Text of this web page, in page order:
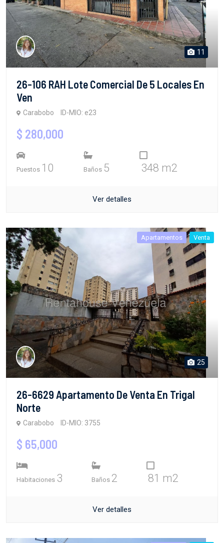
11
26-106 RAH Lote Comercial De 5 Locales En
Ven
Carabobo ID-MIO: e23
$ 280,000
Puestos 10 Baños 5 348 m2
Ver detalles
Apartamentos Venta
25
26-6629 Apartamento De Venta En Trigal
Norte
Carabobo ID-MIO: 3755
$ 65,000
Habitaciones 3 Baños 2 81 m2
Ver detalles